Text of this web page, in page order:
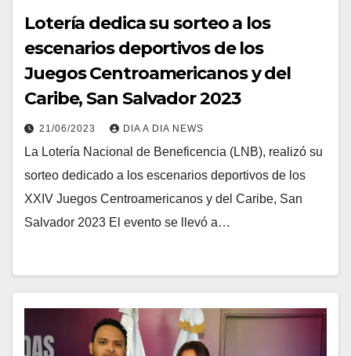
Lotería dedica su sorteo a los
escenarios deportivos de los
Juegos Centroamericanos y del
Caribe, San Salvador 2023
21/06/2023 DIA A DIA NEWS
La Lotería Nacional de Beneficencia (LNB), realizó su
sorteo dedicado a los escenarios deportivos de los
XXIV Juegos Centroamericanos y del Caribe, San
Salvador 2023 El evento se llevó a…